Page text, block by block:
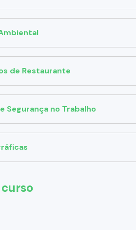
de Restaurante
Segurança no Trabalho